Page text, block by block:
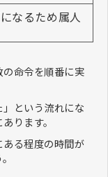
なるため属人
命令を順番に実
という流れにな
ります。
る程度の時間が